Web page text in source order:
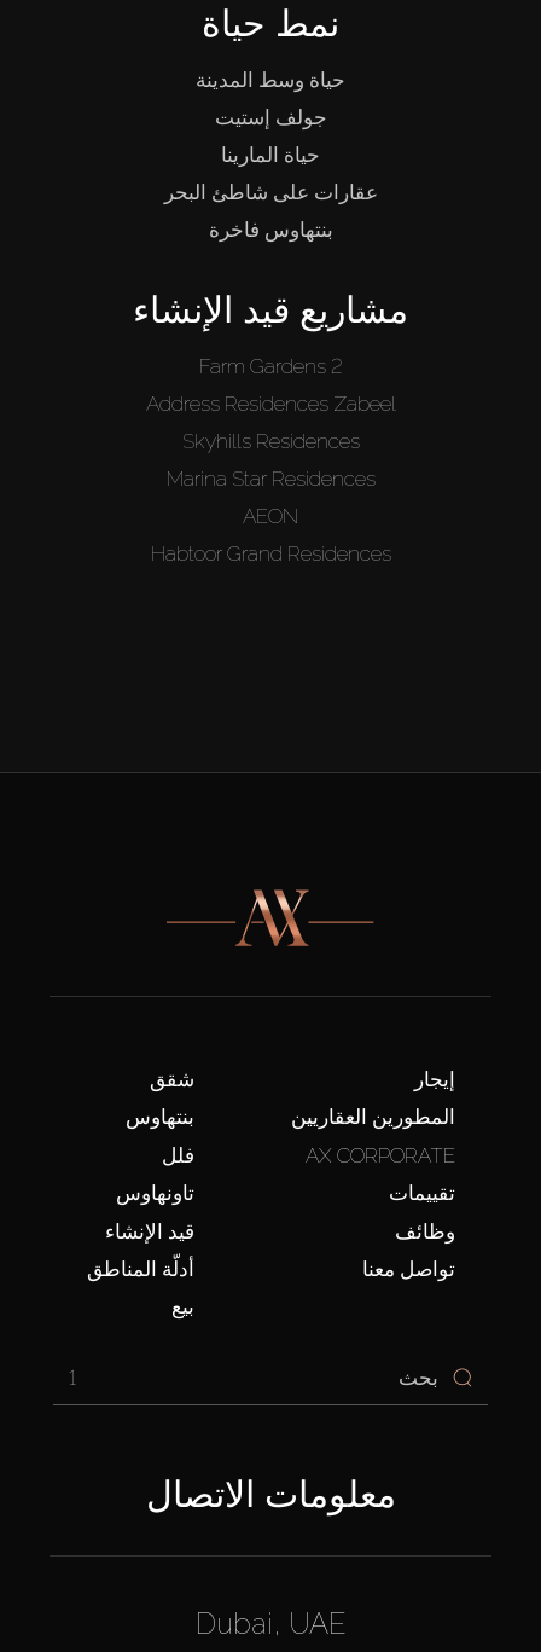
نمط حياة
حياة وسط المدينة
جولف إستيت
حياة المارينا
عقارات على شاطئ البحر
بنتهاوس فاخرة
مشاريع قيد الإنشاء
Farm Gardens 2
Address Residences Zabeel
Skyhills Residences
Marina Star Residences
AEON
Habtoor Grand Residences
شقق
بنتهاوس
فلل
تاونهاوس
قيد الإنشاء
أدلّة المناطق
بيع
إيجار
المطورين العقاريين
AX CORPORATE
تقييمات
وظائف
تواصل معنا
1
معلومات الاتصال
Dubai, UAE